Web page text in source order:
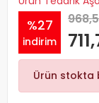
%27
indirim
Ürün stokta